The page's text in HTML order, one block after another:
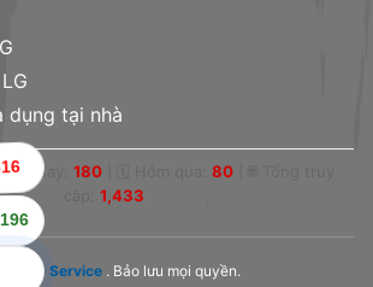
dụng tại nhà
nay: 180| 80|
1,433
LG Service . Bảo lưu mọi quyền.